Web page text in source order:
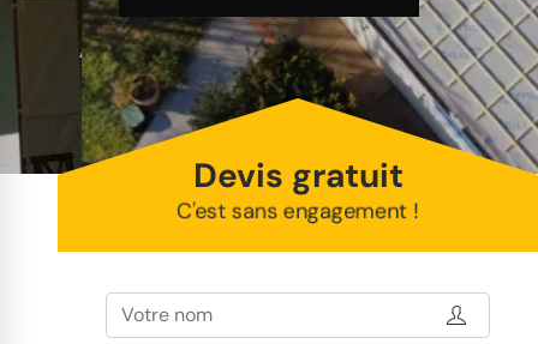
Devis gratuit
C'est sans engagement !